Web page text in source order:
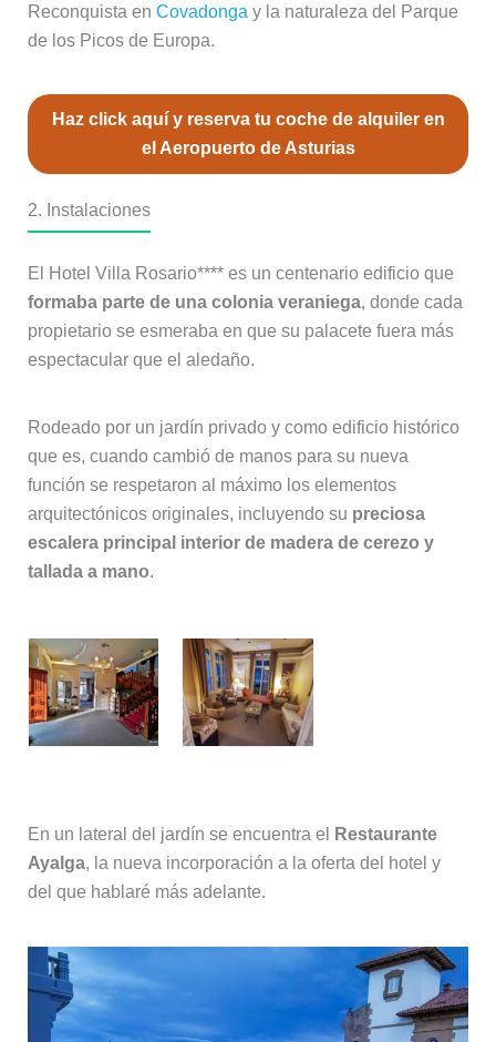
Reconquista en Covadongay la naturaleza del Parque
de los Picos de Europa.
Haz click aquí y reserva tu coche de alquiler en
el Aeropuerto de Asturias
2. Instalaciones
El Hotel Villa Rosario**** es un centenario edificio que
formaba parte de una colonia veraniega, donde cada
propietario se esmeraba en que su palacete fuera más
espectacular que el aledaño.
Rodeado por un jardín privado y como edificio histórico
que es, cuando cambió de manos para su nueva
función se respetaron al máximo los elementos
arquitectónicos originales, incluyendo su preciosa
escalera principal interior de madera de cerezo y
tallada a mano.
En un lateral del jardín se encuentra el
Restaurante
Ayalga, la nueva incorporación a la oferta del hotel y
del que hablaré más adelante.